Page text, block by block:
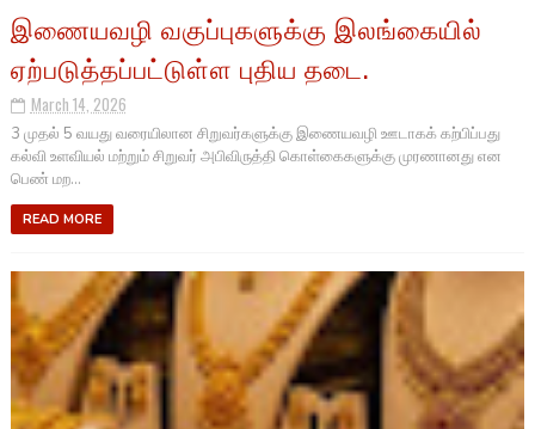
இணையவழி வகுப்புகளுக்கு இலங்கையில்
ஏற்படுத்தப்பட்டுள்ள புதிய தடை.
March 14, 2026
3 முதல் 5 வயது வரையிலான சிறுவர்களுக்கு இணையவழி ஊடாகக் கற்பிப்பது
கல்வி உளவியல் மற்றும் சிறுவர் அபிவிருத்தி கொள்கைகளுக்கு முரணானது என
பெண் மற...
READ MORE